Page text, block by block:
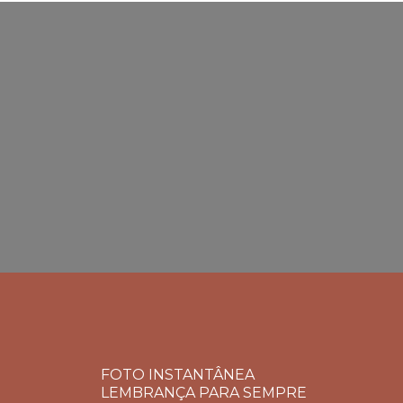
FOTO INSTANTÂNEA
LEMBRANÇA PARA SEMPRE